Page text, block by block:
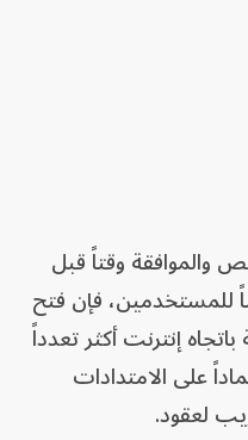
والموافقة وقتاً قبل
للمستخدمين، فإن فتح
إنترنت أكثر تعدداً
على الامتدادات
لعقود.